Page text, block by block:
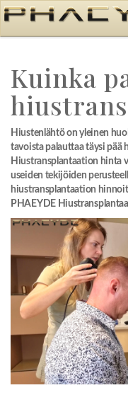
Kuinka
Hiustenlähtö on yleinen
tavoista palauttaa täysi pää
Hiustransplantaation hinta
useiden tekijöiden
hiustransplantaation
PHAEYDE